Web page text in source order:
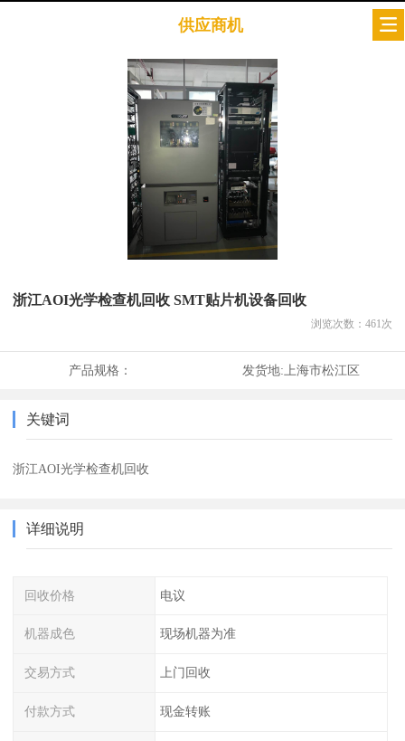
供应商机
浙江AOI光学检查机回收 SMT贴片机设备回收
浏览次数： 461 次
产品规格： 发货地:上海市松江区
关键词
浙江AOI光学检查机回收
详细说明
回收价格 电议
机器成色 现场机器为准
交易方式 上门回收
付款方式 现金转账